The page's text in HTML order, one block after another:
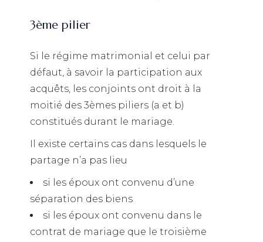
3ème pilier
Si le régime matrimonial et celui par
défaut, à savoir la participation aux
acquêts, les conjoints ont droit à la
moitié des 3èmes piliers (a et b)
constitués durant le mariage.
Il existe certains cas dans lesquels le
partage n’a pas lieu
si les époux ont convenu d’une
séparation des biens
si les époux ont convenu dans le
contrat de mariage que le troisième